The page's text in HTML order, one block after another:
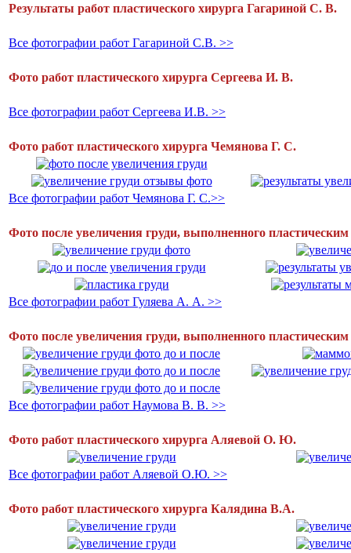
Результаты работ пластического хирурга Гагариной С. В.
Все фотографии работ Гагариной С.В. >>
Фото работ пластического хирурга Сергеева И. В.
Все фотографии работ Сергеева И.В. >>
Фото работ пластического хирурга Чемянова Г. С.
Все фотографии работ Чемянова Г. С.>>
Фото после увеличения груди, выполненного
Все фотографии работ Гуляева А. А. >>
Фото после увеличения груди, выполненного
Все фотографии работ Наумова В. В. >>
Фото работ пластического хирурга Аляевой О. Ю.
Все фотографии работ Аляевой О.Ю. >>
Фото работ пластического хирурга Калядина В.А.